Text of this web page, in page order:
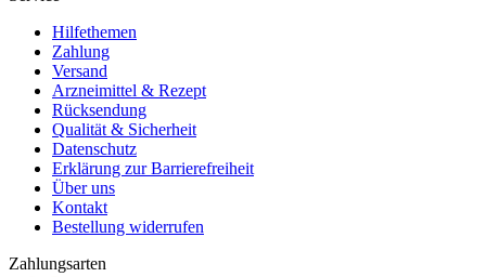
Hilfethemen
Zahlung
Versand
Arzneimittel & Rezept
Rücksendung
Qualität & Sicherheit
Datenschutz
Erklärung zur Barrierefreiheit
Über uns
Kontakt
Bestellung widerrufen
Zahlungsarten